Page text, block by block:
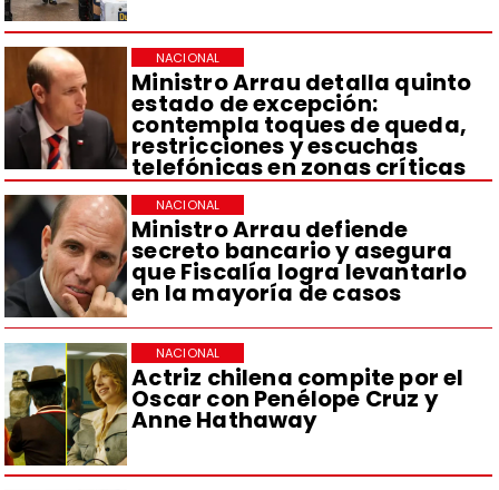
Ministro Arrau detalla quinto
estado de excepción:
contempla toques de queda,
restricciones y escuchas
telefónicas en zonas críticas
NACIONAL
Ministro Arrau defiende
secreto bancario y asegura
que Fiscalía logra levantarlo
en la mayoría de casos
NACIONAL
Actriz chilena compite por el
Oscar con Penélope Cruz y
Anne Hathaway
NACIONAL